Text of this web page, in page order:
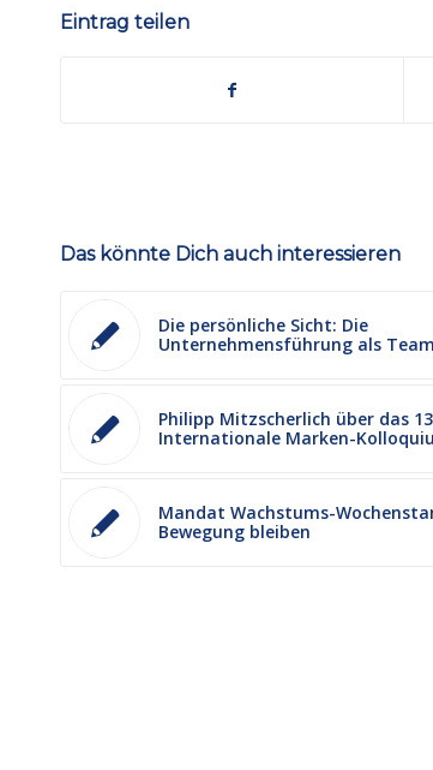
Eintrag teilen
Das könnte Dich auch interessieren
Die persönliche Sicht: Die
Unternehmensführung als
Philipp Mitzscherlich über das
Internationale Marken-
Mandat Wachstums-
Bewegung bleiben